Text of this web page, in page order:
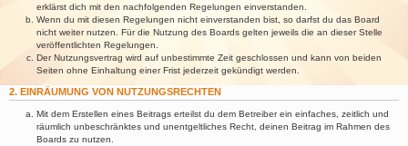
erklärst dich mit den nachfolgenden Regelungen einverstanden.
Wenn du mit diesen Regelungen nicht einverstanden bist, so darfst du das Board
nicht weiter nutzen. Für die Nutzung des Boards gelten jeweils die an dieser Stelle
veröffentlichten Regelungen.
Der Nutzungsvertrag wird auf unbestimmte Zeit geschlossen und kann von beiden
Seiten ohne Einhaltung einer Frist jederzeit gekündigt werden.
2. EINRÄUMUNG VON NUTZUNGSRECHTEN
Mit dem Erstellen eines Beitrags erteilst du dem Betreiber ein einfaches, zeitlich und
räumlich unbeschränktes und unentgeltliches Recht, deinen Beitrag im Rahmen des
Boards zu nutzen.